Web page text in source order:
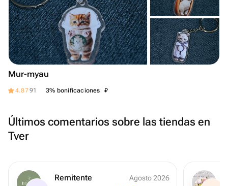
Mur-myau
4.8791 3% bonificaciones ₽
Últimos comentarios sobre las tiendas en
Tver
Remitente
Agosto 2026